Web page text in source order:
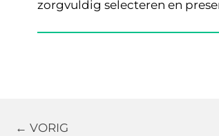
zorgvuldig selecteren en
← VORIG